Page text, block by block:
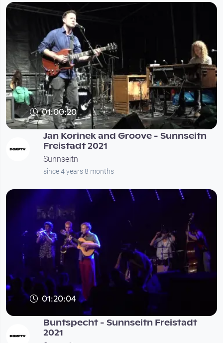
01:00:20
Jan Korinek and Groove - Sunnseitn
Freistadt 2021
Sunnseitn
since 4 years 8 months
01:20:04
Buntspecht - Sunnseitn Freistadt
2021